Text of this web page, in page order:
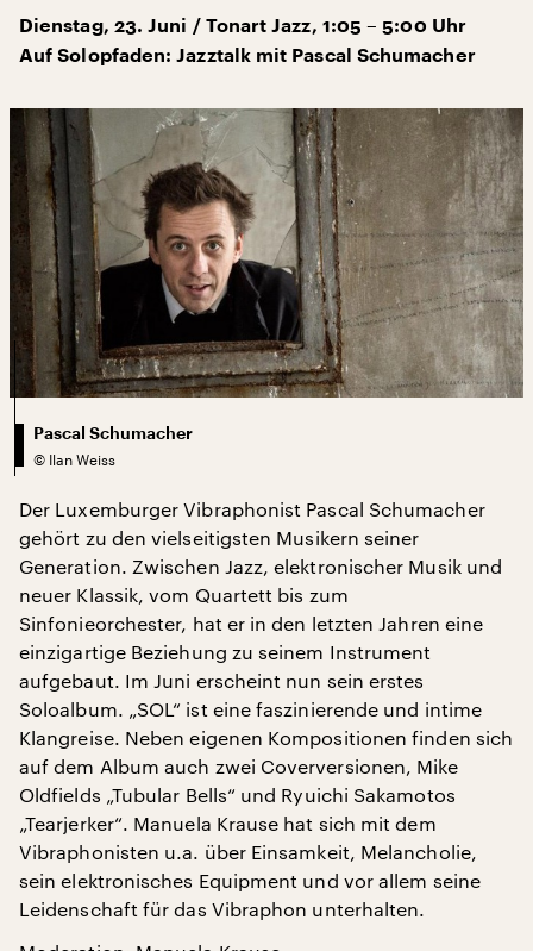
Dienstag, 23. Juni / Tonart Jazz, 1:05 – 5:00 Uhr
Auf Solopfaden: Jazztalk mit Pascal Schumacher
Pascal Schumacher
© Ilan Weiss
Der Luxemburger Vibraphonist Pascal Schumacher
gehört zu den vielseitigsten Musikern seiner
Generation. Zwischen Jazz, elektronischer Musik und
neuer Klassik, vom Quartett bis zum
Sinfonieorchester, hat er in den letzten Jahren eine
einzigartige Beziehung zu seinem Instrument
aufgebaut. Im Juni erscheint nun sein erstes
Soloalbum. „SOL“ ist eine faszinierende und intime
Klangreise. Neben eigenen Kompositionen finden sich
auf dem Album auch zwei Coverversionen, Mike
Oldfields „Tubular Bells“ und Ryuichi Sakamotos
„Tearjerker“. Manuela Krause hat sich mit dem
Vibraphonisten u.a. über Einsamkeit, Melancholie,
sein elektronisches Equipment und vor allem seine
Leidenschaft für das Vibraphon unterhalten.